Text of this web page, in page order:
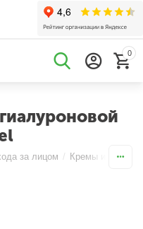
0
за лицом / Кремы и